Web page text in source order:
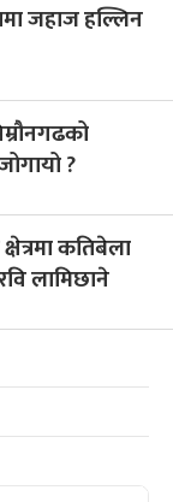
जहाज हल्लिन
?
कतिबेला
लामिछाने